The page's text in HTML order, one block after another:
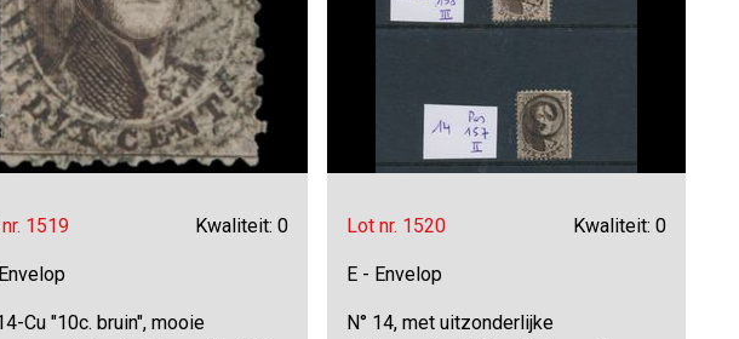
1519 Kwaliteit: 0
Cu "10c. bruin", mooie
Lot nr. 1520 Kwaliteit: 0
E - Envelop
N° 14, met uitzonderlijke